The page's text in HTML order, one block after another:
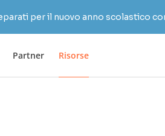
per il nuovo anno scolastico
Partner Risorse